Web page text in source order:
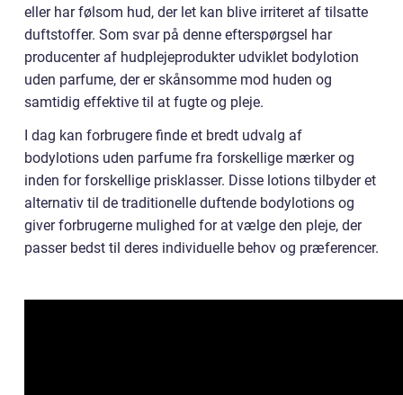
eller har følsom hud, der let kan blive irriteret af tilsatte
duftstoffer. Som svar på denne efterspørgsel har
producenter af hudplejeprodukter udviklet bodylotion
uden parfume, der er skånsomme mod huden og
samtidig effektive til at fugte og pleje.
I dag kan forbrugere finde et bredt udvalg af
bodylotions uden parfume fra forskellige mærker og
inden for forskellige prisklasser. Disse lotions tilbyder et
alternativ til de traditionelle duftende bodylotions og
giver forbrugerne mulighed for at vælge den pleje, der
passer bedst til deres individuelle behov og præferencer.